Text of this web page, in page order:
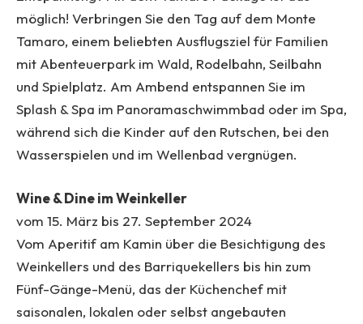
möglich! Verbringen Sie den Tag auf dem Monte
Tamaro, einem beliebten Ausflugsziel für Familien
mit Abenteuerpark im Wald, Rodelbahn, Seilbahn
und Spielplatz. Am Ambend entspannen Sie im
Splash & Spa im Panoramaschwimmbad oder im Spa,
während sich die Kinder auf den Rutschen, bei den
Wasserspielen und im Wellenbad vergnügen.
Wine & Dine im Weinkeller
vom 15. März bis 27. September 2024
Vom Aperitif am Kamin über die Besichtigung des
Weinkellers und des Barriquekellers bis hin zum
Fünf-Gänge-Menü, das der Küchenchef mit
saisonalen, lokalen oder selbst angebauten